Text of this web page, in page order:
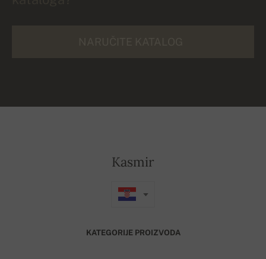
Kasmir
KATEGORIJE PROIZVODA